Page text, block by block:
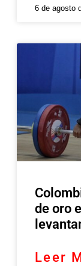
6 de agosto
de oro
Leer